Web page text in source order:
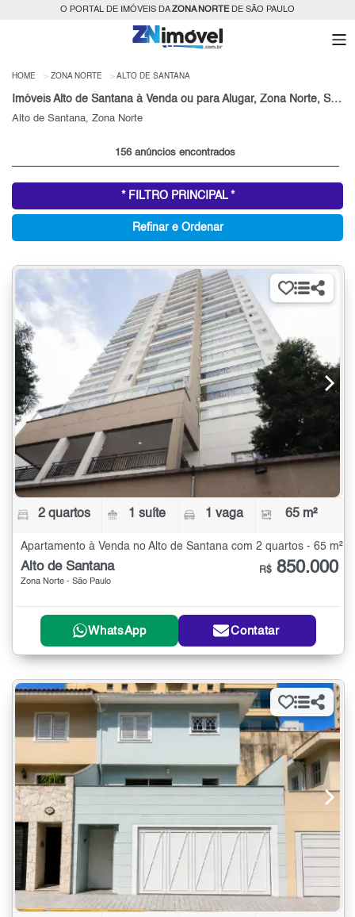
O PORTAL DE IMÓVEIS DAZONA NORTEDE SÃO PAULO
HOME ZONA NORTE ALTO DE SANTANA
Imóveis Alto de Santana à Venda ou para Alugar, Zona Norte, São Paulo, SP
Alto de Santana, Zona Norte
156 anúncios encontrados
* FILTRO PRINCIPAL *
Refinar e Ordenar
2 quartos 1 suíte 1 vaga 65 m²
Apartamento à Venda no Alto de Santana com 2 quartos - 65 m²
Alto de Santana
Zona Norte - São Paulo
R$ 850.000
WhatsApp Contatar